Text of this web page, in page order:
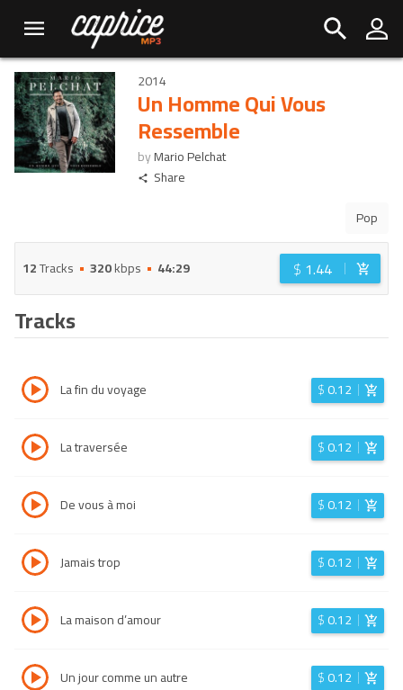
2014
Un Homme Qui Vous
Ressemble
byMario Pelchat
Share
Pop
12Tracks 320kbps 44:29 $ 1.44
Tracks
La fin du voyage $0.12
La traversée $0.12
De vous à moi $0.12
Jamais trop $0.12
La maison d’amour $0.12
Un jour comme un autre $0.12